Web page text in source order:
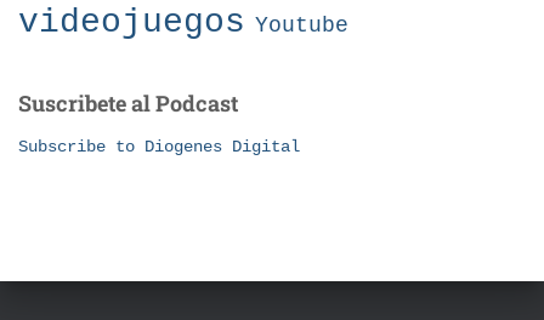
videojuegos Youtube
Suscribete al Podcast
Subscribe to Diogenes Digital